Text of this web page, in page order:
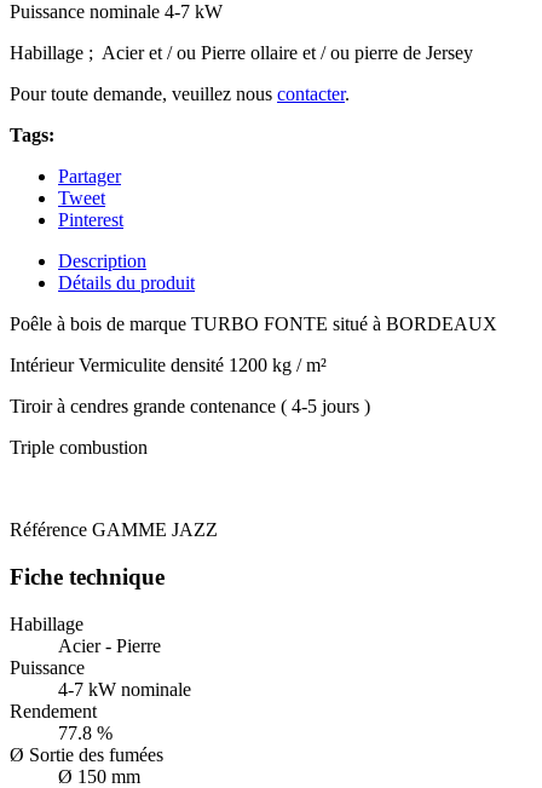
Puissance nominale 4-7 kW
Habillage ; Acier et / ou Pierre ollaire et / ou pierre de Jersey
Pour toute demande, veuillez nous contacter.
Tags:
Partager
Tweet
Pinterest
Description
Détails du produit
Poêle à bois de marque TURBO FONTE situé à BORDEAUX
Intérieur Vermiculite densité 1200 kg / m²
Tiroir à cendres grande contenance ( 4-5 jours )
Triple combustion
Référence GAMME JAZZ
Fiche technique
Habillage
Acier - Pierre
Puissance
4-7 kW nominale
Rendement
77.8 %
Ø Sortie des fumées
Ø 150 mm